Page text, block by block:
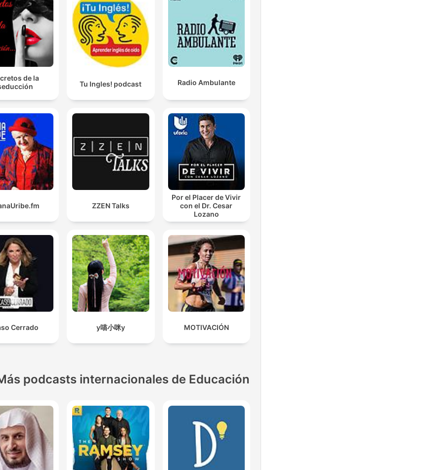
de la
Tu Ingles! podcast Radio Ambulante
ZZEN Talks
Por el Placer de Vivir
con el Dr. Cesar
Lozano
Cerrado y喵小咪y MOTIVACIÓN
podcasts internacionales de Educación